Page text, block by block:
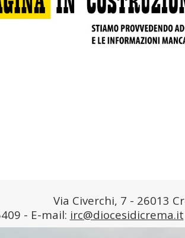
Via Civerchi, 7 - 26013
- E-mail: irc@diocesidicrema.it